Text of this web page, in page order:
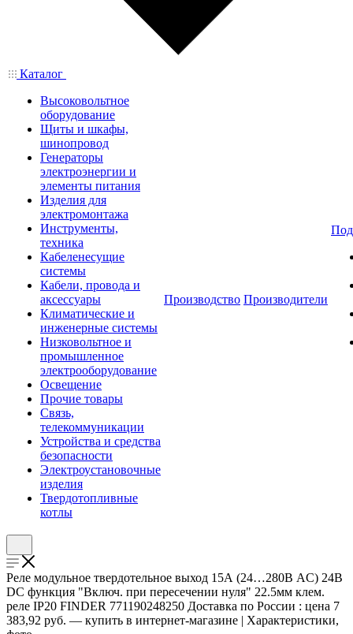
Каталог
Высоковольтное
оборудование
Щиты и шкафы,
шинопровод
Генераторы
электроэнергии и
элементы питания
Изделия для
электромонтажа
Инструменты,
техника
Кабеленесущие
системы
Кабели, провода и
аксессуары
Климатические и
инженерные системы
Низковольтное и
промышленное
электрооборудование
Освещение
Прочие товары
Связь,
телекоммуникации
Устройства и средства
безопасности
Электроустановочные
изделия
Твердотопливные
котлы
Производство Производители
Реле модульное твердотельное выход 15А (24…280В AC) 24В
DC функция "Включ. при пересечении нуля" 22.5мм клем.
реле IP20 FINDER 771190248250 Доставка по России : цена 7
383,92 руб. — купить в интернет-магазине | Характеристики,